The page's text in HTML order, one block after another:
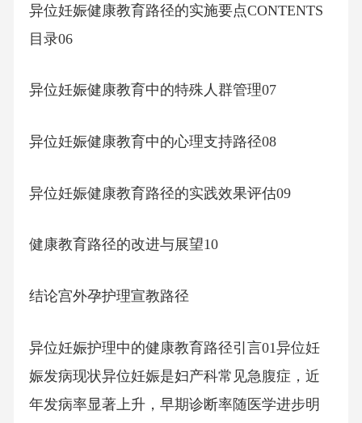
异位妊娠健康教育路径的实施要点CONTENTS
目录06
异位妊娠健康教育中的特殊人群管理07
异位妊娠健康教育中的心理支持路径08
异位妊娠健康教育路径的实践效果评估09
健康教育路径的改进与展望10
结论宫外孕护理宣教路径
异位妊娠护理中的健康教育路径引言01异位妊
娠发病现状异位妊娠是妇产科常见急腹症，近
年发病率显著上升，早期诊断率随医学进步明